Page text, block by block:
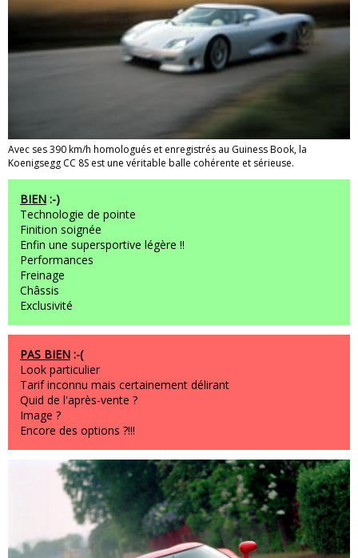
Avec ses 390 km/h homologués et enregistrés au Guiness Book, la
Koenigsegg CC 8S est une véritable balle cohérente et sérieuse.
BIEN :-)
Technologie de pointe
Finition soignée
Enfin une supersportive légère !!
Performances
Freinage
Châssis
Exclusivité
PAS BIEN :-(
Look particulier
Tarif inconnu mais certainement délirant
Quid de l'après-vente ?
Image ?
Encore des options ?!!!